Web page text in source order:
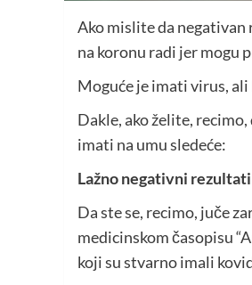
Ako mislite da negativan
na koronu radi jer mogu
Moguće je imati virus,
Dakle, ako želite,
imati na umu sledeće:
Lažno negativni
Da ste se, recimo, juče
medicinskom časopisu
koji su stvarno imali